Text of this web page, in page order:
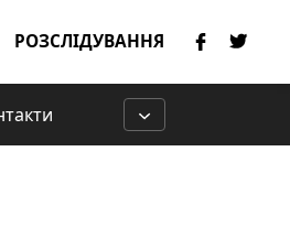
РОЗСЛІДУВАННЯ